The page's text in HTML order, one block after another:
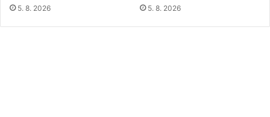
5. 8. 2026 5. 8. 2026